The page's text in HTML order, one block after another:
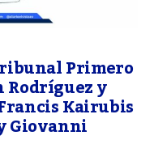
Primero
Rodríguez y
Kairubis
Giovanni